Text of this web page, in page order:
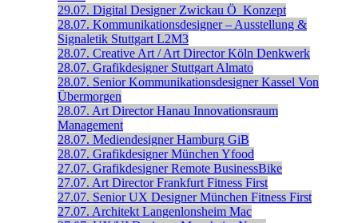
29.07. Digital Designer Zwickau Ö_Konzept
28.07. Kommunikationsdesigner – Ausstellung &
Signaletik Stuttgart L2M3
28.07. Creative Art / Art Director Köln Denkwerk
28.07. Grafikdesigner Stuttgart Almato
28.07. Senior Kommunikations­designer Kassel Von
Übermorgen
28.07. Art Director Hanau Innovationsraum
Management
28.07. Mediendesigner Hamburg GiB
28.07. Grafikdesigner München Yfood
27.07. Grafikdesigner Remote BusinessBike
27.07. Art Director Frankfurt Fitness First
27.07. Senior UX Designer München Fitness First
27.07. Architekt Langenlonsheim Mac